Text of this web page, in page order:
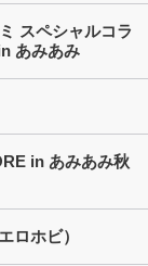
スペシャルコラ
あみあみ
in あみあみ秋
ロホビ）